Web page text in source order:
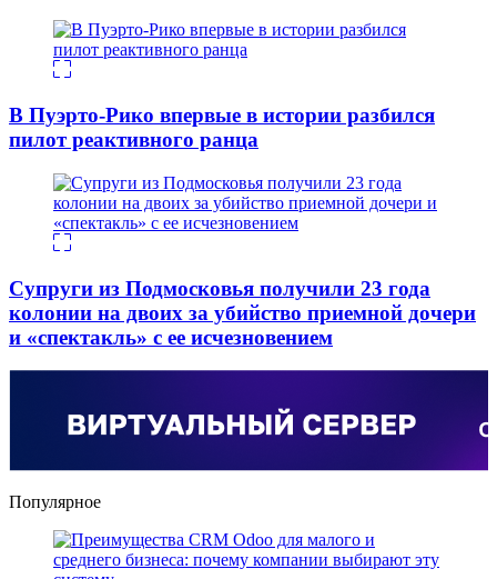
В Пуэрто-Рико впервые в истории разбился
пилот реактивного ранца
Супруги из Подмосковья получили 23 года
колонии на двоих за убийство приемной дочери
и «спектакль» с ее исчезновением
Популярное